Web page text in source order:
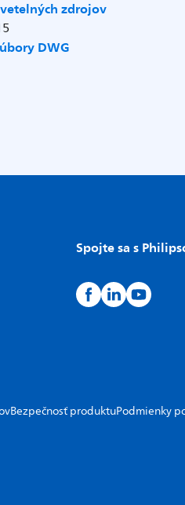
zdrojov
DWG
Spojte sa s
Bezpečnosť produktuPodmienky